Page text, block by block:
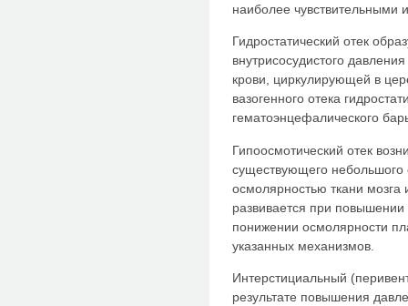
наиболее чувствительными
Гидростатический отек
внутрисосудистого
крови, циркулирующей в
вазогенного отека
гематоэнцефалического
Гипоосмотический отек
существующего небольшого
осмолярностью ткани
развивается при
понижении осмолярности
указанных механизмов.
Интерстициальный
результате повышения